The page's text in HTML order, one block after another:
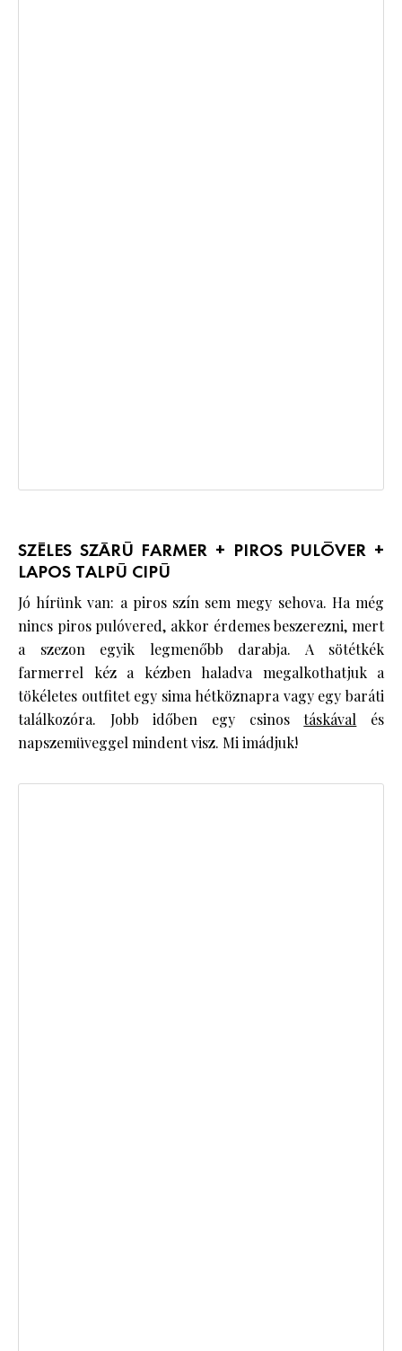
SZÉLES SZÁRÚ FARMER + PIROS PULÓVER +
LAPOS TALPÚ CIPÚ
Jó hírünk van: a piros szín sem megy sehova. Ha még
nincs piros pulóvered, akkor érdemes beszerezni, mert
a szezon egyik legmenőbb darabja. A sötétkék
farmerrel kéz a kézben haladva megalkothatjuk a
tökéletes outfitet egy sima hétköznapra vagy egy baráti
találkozóra. Jobb időben egy csinostáskával és
napszemüveggel mindent visz. Mi imádjuk!